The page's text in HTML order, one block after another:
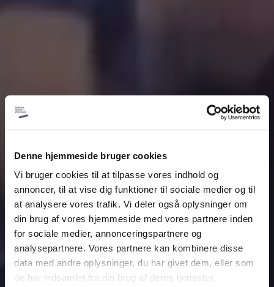
Denne hjemmeside bruger cookies
Vi bruger cookies til at tilpasse vores indhold og
annoncer, til at vise dig funktioner til sociale medier og til
at analysere vores trafik. Vi deler også oplysninger om
din brug af vores hjemmeside med vores partnere inden
for sociale medier, annonceringspartnere og
analysepartnere. Vores partnere kan kombinere disse
data med andre oplysninger, du har givet dem, eller som
de har indsamlet fra din brug af deres tjenester.